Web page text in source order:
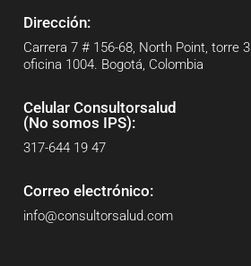
Dirección:
Carrera 7 # 156-68, North Point, torre 3
oficina 1004. Bogotá, Colombia
Celular Consultorsalud
(No somos IPS):
317-644 19 47
Correo electrónico:
info@consultorsalud.com